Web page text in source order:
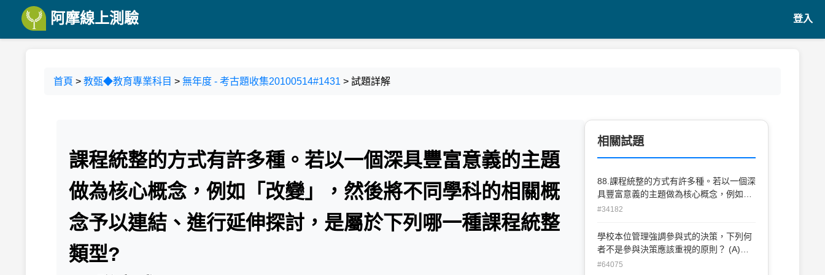
阿摩線上測驗 登入
首頁 > 教甄◆教育專業科目 > 無年度 - 考古題收集20100514#1431 > 試題詳解
課程統整的方式有許多種。若以一個深具豐富意義的主題
做為核心概念，例如「改變」，然後將不同學科的相關概
念予以連結、進行延伸探討，是屬於下列哪一種課程統整
類型?
相關試題
88.課程統整的方式有許多種。若以一個深
具豐富意義的主題做為核心概念，例如
「改變」，然後將不同學科的相關概念予
種課程統整類型？ (A)聯立式(B)窠巢式(C)
張網式(D)並列式
#34182
學校本位管理強調參與式的決策，下列何
者不是參與決策應該重視的原則？ (A)相
關原則(B)能力原則(C)均等原則(D)權限原
#64075